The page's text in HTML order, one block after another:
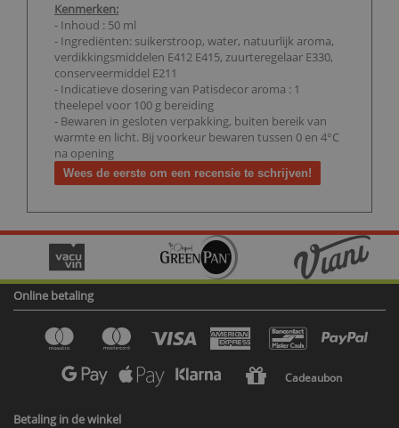
Kenmerken:
- Inhoud : 50 ml
- Ingrediënten: suikerstroop, water, natuurlijk aroma,
verdikkingsmiddelen E412 E415, zuurteregelaar E330,
conserveermiddel E211
- Indicatieve dosering van Patisdecor aroma : 1
theelepel voor 100 g bereiding
- Bewaren in gesloten verpakking, buiten bereik van
warmte en licht. Bij voorkeur bewaren tussen 0 en 4°C
na opening
Wees de eerste om een recensie te schrijven!
Online betaling
Cadeaubon
Betaling in de winkel